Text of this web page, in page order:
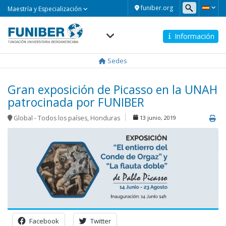
funiber.org
Maestría y Especialización
Información
Sedes
Gran exposición de Picasso en la UNAH
patrocinada por FUNIBER
Global - Todos los países, Honduras 13 junio, 2019
Facebook Twitter